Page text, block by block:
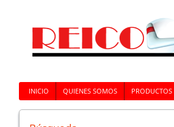
INICIO QUIENES SOMOS PRODUCTOS